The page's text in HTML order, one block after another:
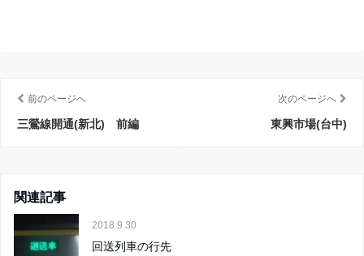
前のページへ
三鶯線開通(新北) 前編
次のページへ
東興市場(台中)
関連記事
2018.9.30
回送列車の行先